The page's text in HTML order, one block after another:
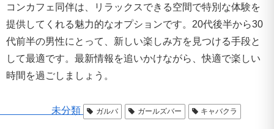
コンカフェ同伴は、リラックスできる空間で特別な体験を
提供してくれる魅力的なオプションです。20代後半から30
代前半の男性にとって、新しい楽しみ方を見つける手段と
して最適です。最新情報を追いかけながら、快適で楽しい
時間を過ごしましょう。
未分類 ガルバ ガールズバー キャバクラ